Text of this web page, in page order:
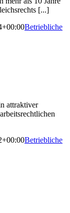
[...]
Betriebliche
attraktiver
Betriebliche